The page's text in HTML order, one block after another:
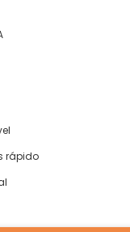
rápido